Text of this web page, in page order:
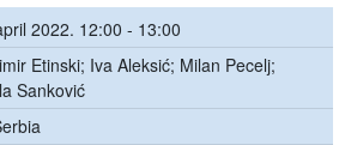
2022. 12:00 - 13:00
Etinski; Iva Aleksić; Milan Pecelj;
Sanković